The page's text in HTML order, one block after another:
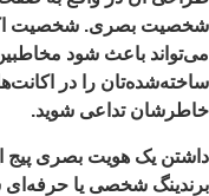
بصری. شخصیت
باعث شود
را در
تداعی شوید.
یک هویت بصری پیج
شخصی یا حرفه‌ای